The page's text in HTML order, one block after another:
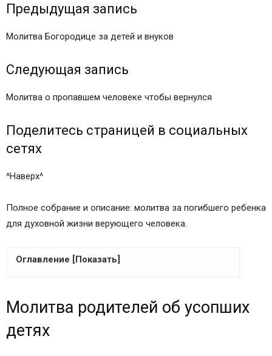
Предыдущая запись
Молитва Богородице за детей и внуков
Следующая запись
Молитва о пропавшем человеке чтобы вернулся
Поделитесь страницей в социальных
сетях
^Наверх^
Полное собрание и описание: молитва за погибшего ребенка
для духовной жизни верующего человека.
Оглавление [Показать]
Предыдущая запись
Поделитесь страницей в социальных сетях
Молитва родителей об усопших
детях